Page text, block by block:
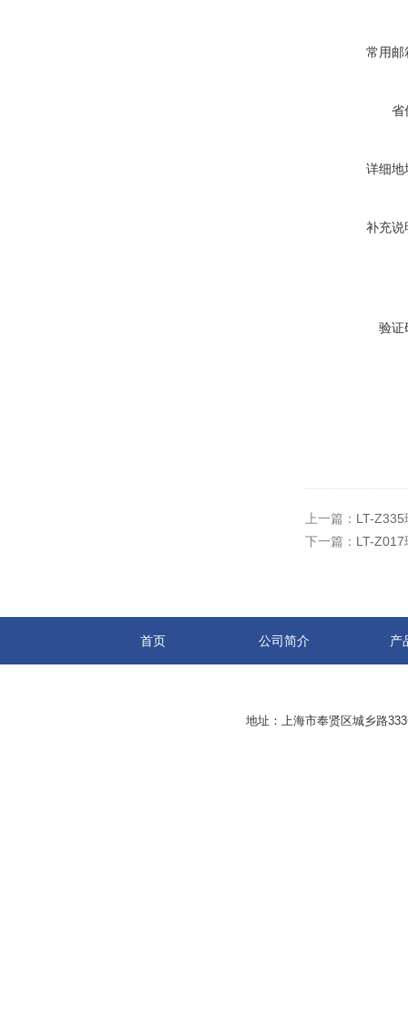
常用邮
省
详细地
补充说
验证
上一篇： LT-
下一篇： LT-
首页 公司简介 产
地址：上海市奉贤区城乡路